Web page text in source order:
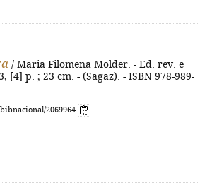
/ Maria Filomena Molder. - Ed. rev. e
[4] p. ; 23 cm. - (Sagaz). - ISBN 978-989-
2069964